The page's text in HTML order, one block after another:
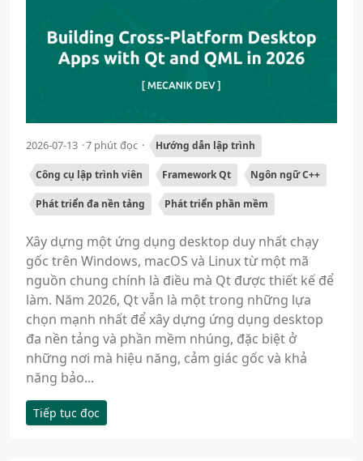
2026-07-13 7 phút đọc Hướng dẫn lập trình
Công cụ lập trình viên Framework Qt Ngôn ngữ C++
Phát triển đa nền tảng Phát triển phần mềm
Xây dựng một ứng dụng desktop duy nhất chạy
gốc trên Windows, macOS và Linux từ một mã
nguồn chung chính là điều mà Qt được thiết kế để
làm. Năm 2026, Qt vẫn là một trong những lựa
chọn mạnh nhất để xây dựng ứng dụng desktop
đa nền tảng và phần mềm nhúng, đặc biệt ở
những nơi mà hiệu năng, cảm giác gốc và khả
năng bảo...
Tiếp tục đọc